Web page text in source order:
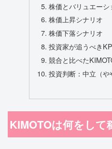
株価とバリュエー
株価上昇シナリオ
株価下落シナリオ
投資家が追うべき
競合と比べた
投資判断：中立（や
KIMOTOは何をし